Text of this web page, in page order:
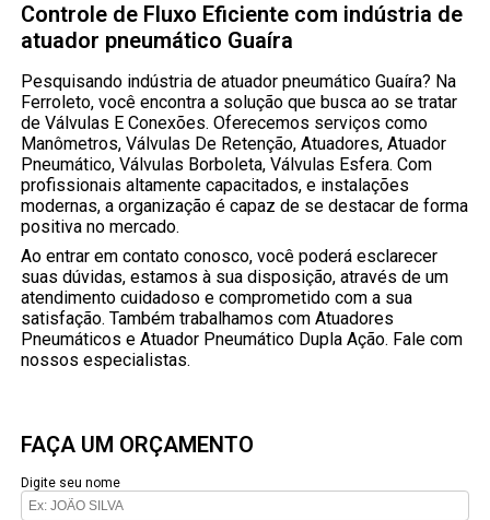
Controle de Fluxo Eficiente com indústria de
atuador pneumático Guaíra
Pesquisando indústria de atuador pneumático Guaíra? Na
Ferroleto, você encontra a solução que busca ao se tratar
de Válvulas E Conexões. Oferecemos serviços como
Manômetros, Válvulas De Retenção, Atuadores, Atuador
Pneumático, Válvulas Borboleta, Válvulas Esfera. Com
profissionais altamente capacitados, e instalações
modernas, a organização é capaz de se destacar de forma
positiva no mercado.
Ao entrar em contato conosco, você poderá esclarecer
suas dúvidas, estamos à sua disposição, através de um
atendimento cuidadoso e comprometido com a sua
satisfação. Também trabalhamos com Atuadores
Pneumáticos e Atuador Pneumático Dupla Ação. Fale com
nossos especialistas.
FAÇA UM ORÇAMENTO
Digite seu nome